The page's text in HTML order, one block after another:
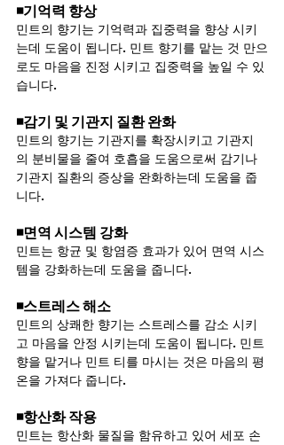
◾기억력 향상
민트의 향기는 기억력과 집중력을 향상 시키
는데 도움이 됩니다. 민트 향기를 맡는 것 만으
로도 마음을 진정 시키고 집중력을 높일 수 있
습니다.
◾감기 및 기관지 질환 완화
민트의 향기는 기관지를 확장시키고 기관지
의 분비물을 줄여 호흡을 도움으로써 감기나
기관지 질환의 증상을 완화하는데 도움을 줍
니다.
◾면역 시스템 강화
민트는 항균 및 항염증 효과가 있어 면역 시스
템을 강화하는데 도움을 줍니다.
◾스트레스 해소
민트의 상쾌한 향기는 스트레스를 감소 시키
고 마음을 안정 시키는데 도움이 됩니다. 민트
향을 맡거나 민트 티를 마시는 것은 마음의 평
온을 가져다 줍니다.
◾항산화 작용
민트는 항산화 물질을 함유하고 있어 세포 손